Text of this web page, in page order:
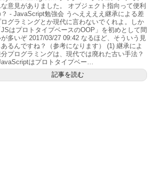
な意見がありました。 オブジェクト指向って便利
？ - JavaScript勉強会 うへええええ継承による差
グラミングとか現代に言わないでくれよ。しか
JSはプロトタイプベースのOOP」を初めとして間
多いぞ 2017/03/27 09:42 なるほど、そういう見
るんですね？（参考になります） (1) 継承によ
分プログラミングは、現代では廃れた古い手法？
はプロトタイプベー…
記事を読む